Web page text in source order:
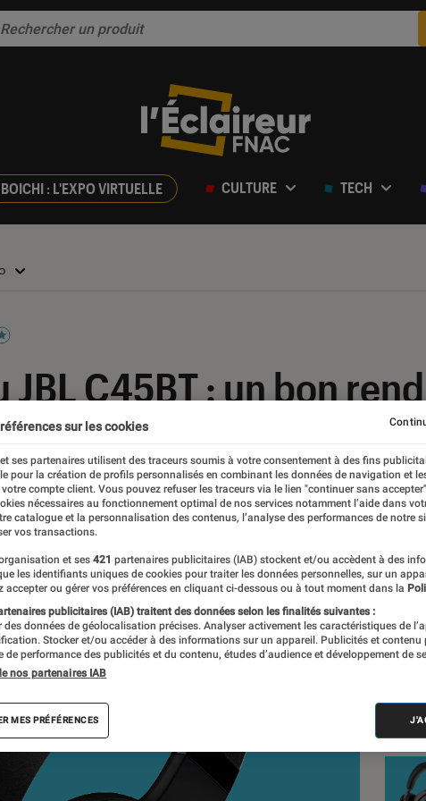
BOICHI : L'EXPO VIRTUELLE CULTURE TECH
JBL C45BT : un bon
faible
Jean-Charles Frelier
sont réalisés en toute indépendance du commerce ou des fabricants
expertise, et aux équipements de mesures les plus précis. Pour en
comparateur
VOIR
sur les cookies
ses partenaires utilisent des traceurs soumis à votre consentement à des fins
pour la création de profils personnalisés en combinant les données de navigation et
votre compte client. Vous pouvez refuser les traceurs via le lien "continuer sans
nécessaires au fonctionnement optimal de nos services notamment l’aide dans
catalogue et la personnalisation des contenus, l’analyse des performances de notre
vos transactions.
et ses 421 partenaires publicitaires (IAB) stockent et/ou accèdent à des
les identifiants uniques de cookies pour traiter les données personnelles, sur un
accepter ou gérer vos préférences en cliquant ci-dessous ou à tout moment dans la
publicitaires (IAB) traitent des données selon les finalités suivantes :
des données de géolocalisation précises. Analyser activement les caractéristiques de
Stocker et/ou accéder à des informations sur un appareil. Publicités et contenu
de performance des publicités et du contenu, études d’audience et développement de
nos partenaires IAB
MES PRÉFÉRENCES